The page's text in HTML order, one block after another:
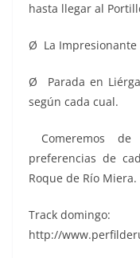
hasta llegar al
Ø La Impresionante
Ø Parada en
según cada cual.
Comeremos
preferencias de
Roque de Río Miera.
Track domingo:
http://